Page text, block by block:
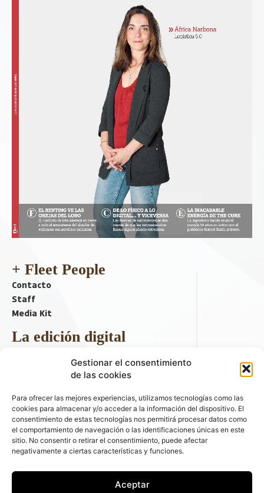
Gestionar el consentimiento
de las cookies
Para ofrecer las mejores experiencias, utilizamos tecnologías como las
cookies para almacenar y/o acceder a la información del dispositivo. El
consentimiento de estas tecnologías nos permitirá procesar datos como
el comportamiento de navegación o las identificaciones únicas en este
sitio. No consentir o retirar el consentimiento, puede afectar
negativamente a ciertas características y funciones.
Aceptar
+ Fleet People
Contacto
Staff
Media Kit
La edición digital
Descargar último ejemplar
ir a hemeroteca
+ Contenido en redes sociales